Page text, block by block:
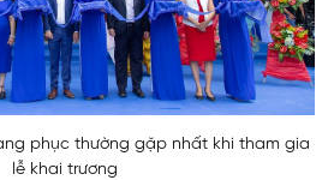
phục thường gặp nhất khi tham gia
lễ khai trương